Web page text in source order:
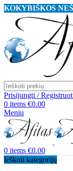
KOKYBIŠKOS
Prisijungti /
0 items €0.00
Meniu
0 items €0.00
Ieškoti kategorijų